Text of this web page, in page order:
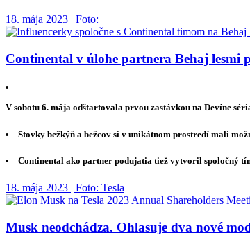
18. mája 2023 | Foto:
Continental v úlohe partnera Behaj lesmi
V sobotu 6. mája odštartovala prvou zastávkou na Devíne
Stovky bežkýň a bežcov si v unikátnom prostredí mali
Continental ako partner podujatia tiež vytvoril spoločný
18. mája 2023 | Foto: Tesla
Musk neodchádza. Ohlasuje dva nové